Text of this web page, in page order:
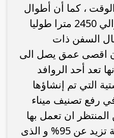
، كما أن أطوال
أرصفة المحطة تقدر بحوالي 2450 مترا طوليا
السفن ذات
اقصى عمق يصل الى
تعد أحد الروافد
التي تم إنشاؤها
رفع تصنيف ميناء
ان تعمل بها
أيادي عامله مصرية بنسبة تزيد عن 95% و الذى